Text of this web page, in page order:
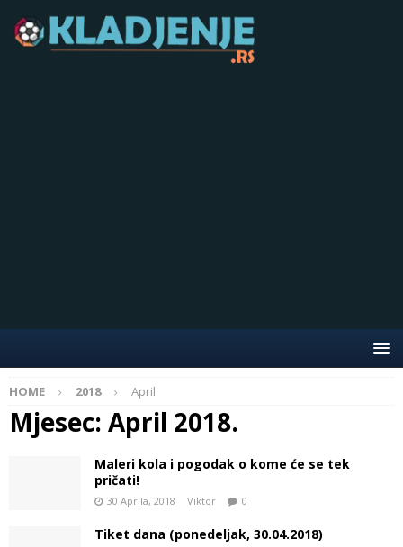
HOME 2018 April
Mjesec: April 2018.
Maleri kola i pogodak o kome će se tek
pričati!
30 Aprila, 2018 Viktor 0
Tiket dana (ponedeljak, 30.04.2018)